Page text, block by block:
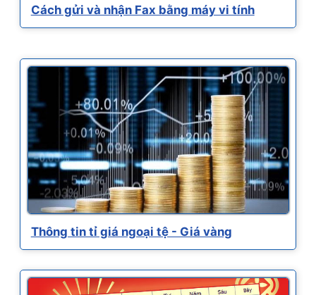
Cách gửi và nhận Fax bằng máy vi tính
Thông tin tỉ giá ngoại tệ - Giá vàng